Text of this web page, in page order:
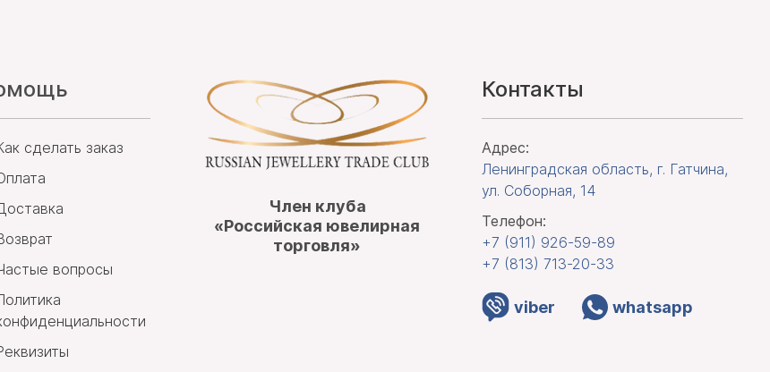
сделать заказ
вопросы
Член клуба
«Российская ювелирная
торговля»
Контакты
Адрес:
Ленинградская область, г. Гатчина,
ул. Соборная, 14
Телефон:
+7 (911) 926-59-89
+7 (813) 713-20-33
viber whatsapp